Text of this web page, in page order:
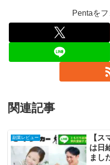
Pentaを
関連記事
副業レビュー
【
は日
まし